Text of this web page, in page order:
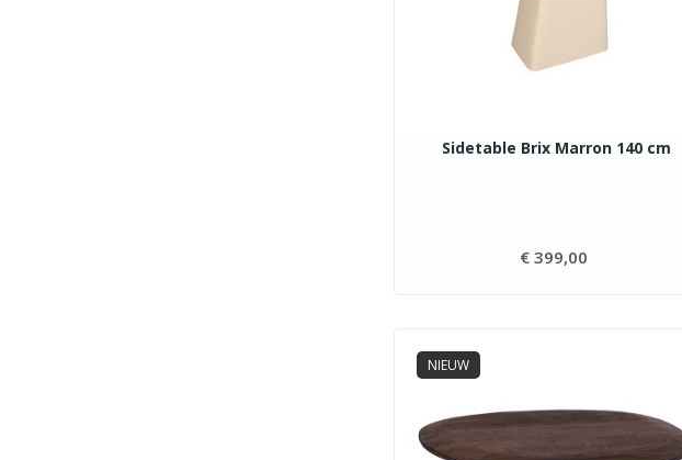
Sidetable Brix Marron 140 cm
€ 399,00
NIEUW